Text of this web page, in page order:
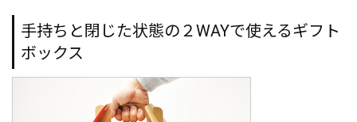
手持ちと閉じた状態の２WAYで使えるギフト
ボックス